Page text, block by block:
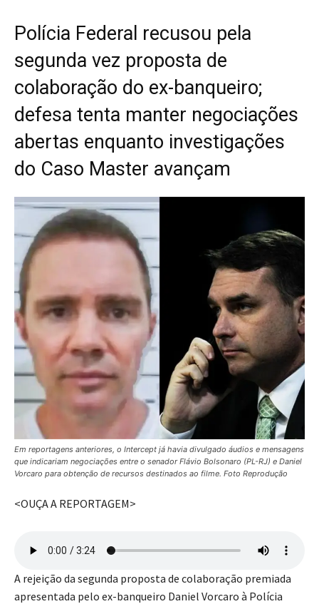
Polícia Federal recusou pela
segunda vez proposta de
colaboração do ex-banqueiro;
defesa tenta manter negociações
abertas enquanto investigações
do Caso Master avançam
Em reportagens anteriores, o Intercept já havia divulgado áudios e mensagens
que indicariam negociações entre o senador Flávio Bolsonaro (PL-RJ) e Daniel
Vorcaro para obtenção de recursos destinados ao filme. Foto Reprodução
<OUÇA A REPORTAGEM>
A rejeição da segunda proposta de colaboração premiada
apresentada pelo ex-banqueiro Daniel Vorcaro à Polícia